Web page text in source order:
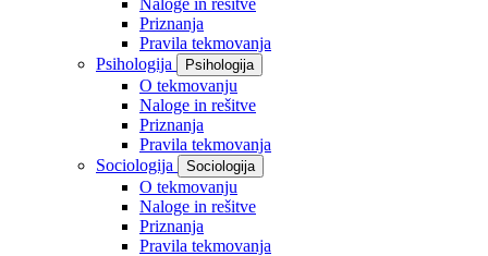
Naloge in rešitve
Priznanja
Pravila tekmovanja
Psihologija
Psihologija
O tekmovanju
Naloge in rešitve
Priznanja
Pravila tekmovanja
Sociologija
Sociologija
O tekmovanju
Naloge in rešitve
Priznanja
Pravila tekmovanja